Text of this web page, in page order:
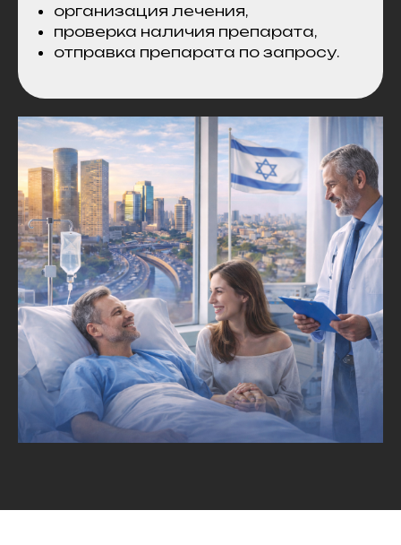
организация лечения,
проверка наличия препарата,
отправка препарата по запросу.